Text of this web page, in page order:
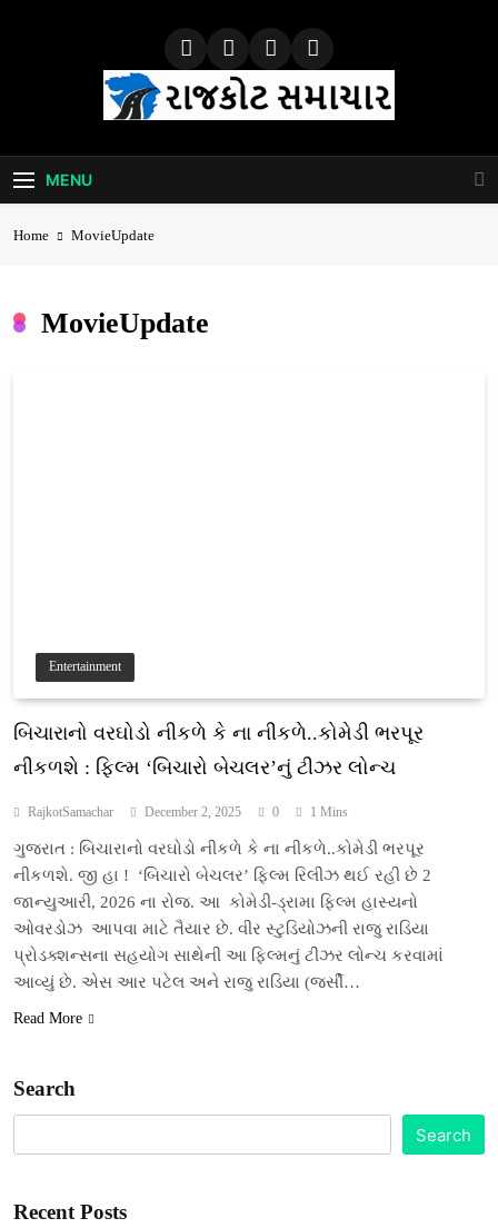
Rajkot Samachar
MENU
Home MovieUpdate
MovieUpdate
Entertainment
બિચારાનો વરઘોડો નીકળે કે ના નીકળે..કોમેડી ભરપૂર
નીકળશે : ફિલ્મ ‘બિચારો બેચલર’નું ટીઝર લોન્ચ
RajkotSamachar December 2, 2025 0 1 Mins
ગુજરાત : બિચારાનો વરઘોડો નીકળે કે ના નીકળે..કોમેડી ભરપૂર
નીકળશે. જી હા ! ‘બિચારો બેચલર’ ફિલ્મ રિલીઝ થઈ રહી છે 2
જાન્યુઆરી, 2026 ના રોજ. આ કોમેડી-ડ્રામા ફિલ્મ હાસ્યનો
ઓવરડોઝ આપવા માટે તૈયાર છે. વીર સ્ટુડિયોઝની રાજુ રાડિયા
પ્રોડક્શન્સના સહયોગ સાથેની આ ફિલ્મનું ટીઝર લોન્ચ કરવામાં
આવ્યું છે. એસ આર પટેલ અને રાજુ રાડિયા (જર્સી…
Read More
Search
Search
Recent Posts